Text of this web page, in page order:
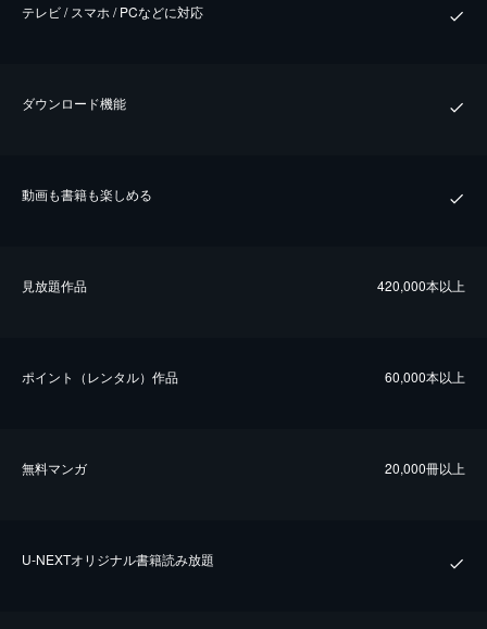
テレビ / スマホ / PCなどに対応
ダウンロード機能
動画も書籍も楽しめる
⾒放題作品 420,000本以上
ポイント（レンタル）作品 60,000本以上
無料マンガ 20,000冊以上
U-NEXTオリジナル書籍読み放題